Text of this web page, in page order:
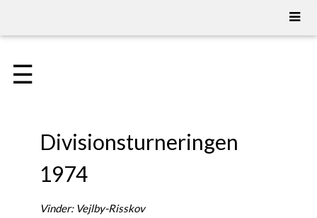
☰
Divisionsturneringen
1974
Vinder: Vejlby-Risskov